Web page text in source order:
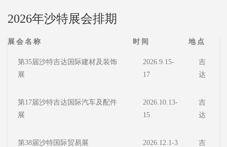
2026年沙特展会排期
展会名称 时间 地点
第35届沙特吉达国际建材及装饰
展
2026.9.15-
17
吉
达
第17届沙特吉达国际汽车及配件
展
2026.10.13-
15
吉
达
第38届沙特国际贸易展 2026.12.1-3
吉